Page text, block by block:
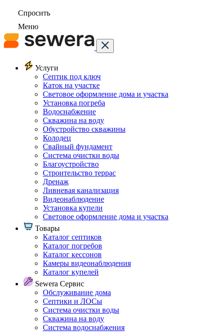
Спросить
Меню
Услуги
Септик под ключ
Каток на участке
Световое оформление дома и участка
Установка погреба
Водоснабжение
Скважина на воду
Обустройство скважины
Колодец
Свайный фундамент
Система очистки воды
Благоустройство
Строительство террас
Дренаж
Ливневая канализация
Видеонаблюдение
Установка купели
Световое оформление дома и участка
Товары
Каталог септиков
Каталог погребов
Каталог кессонов
Камеры видеонаблюдения
Каталог купелей
Sewera Сервис
Обслуживание дома
Септики и ЛОСы
Система очистки воды
Скважина на воду
Система водоснабжения